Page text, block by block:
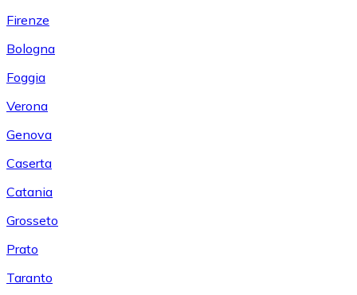
Firenze
Bologna
Foggia
Verona
Genova
Caserta
Catania
Grosseto
Prato
Taranto